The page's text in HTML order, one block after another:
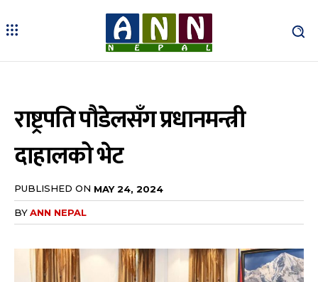
राष्ट्रपति पौडेलसँग प्रधानमन्त्री
दाहालको भेट
PUBLISHED ON MAY 24, 2024
BYANN NEPAL